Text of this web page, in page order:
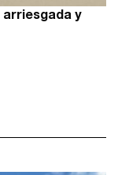
arriesgada y